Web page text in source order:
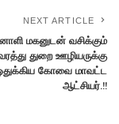
NEXT ARTICLE
மகனுடன் வசிக்கும்
துறை ஊழியருக்கு
கோவை மாவட்ட
ஆட்சியர்.!!